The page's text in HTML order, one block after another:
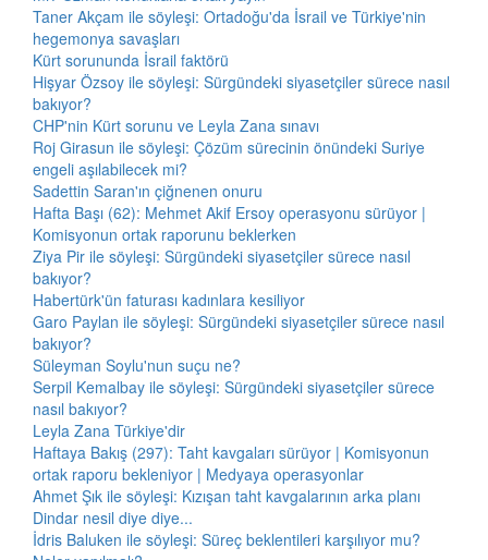
Taner Akçam ile söyleşi: Ortadoğu'da İsrail ve Türkiye'nin
hegemonya savaşları
Kürt sorununda İsrail faktörü
Hişyar Özsoy ile söyleşi: Sürgündeki siyasetçiler sürece nasıl
bakıyor?
CHP'nin Kürt sorunu ve Leyla Zana sınavı
Roj Girasun ile söyleşi: Çözüm sürecinin önündeki Suriye
engeli aşılabilecek mi?
Sadettin Saran'ın çiğnenen onuru
Hafta Başı (62): Mehmet Akif Ersoy operasyonu sürüyor |
Komisyonun ortak raporunu beklerken
Ziya Pir ile söyleşi: Sürgündeki siyasetçiler sürece nasıl
bakıyor?
Habertürk'ün faturası kadınlara kesiliyor
Garo Paylan ile söyleşi: Sürgündeki siyasetçiler sürece nasıl
bakıyor?
Süleyman Soylu'nun suçu ne?
Serpil Kemalbay ile söyleşi: Sürgündeki siyasetçiler sürece
nasıl bakıyor?
Leyla Zana Türkiye'dir
Haftaya Bakış (297): Taht kavgaları sürüyor | Komisyonun
ortak raporu bekleniyor | Medyaya operasyonlar
Ahmet Şık ile söyleşi: Kızışan taht kavgalarının arka planı
Dindar nesil diye diye...
İdris Baluken ile söyleşi: Süreç beklentileri karşılıyor mu?